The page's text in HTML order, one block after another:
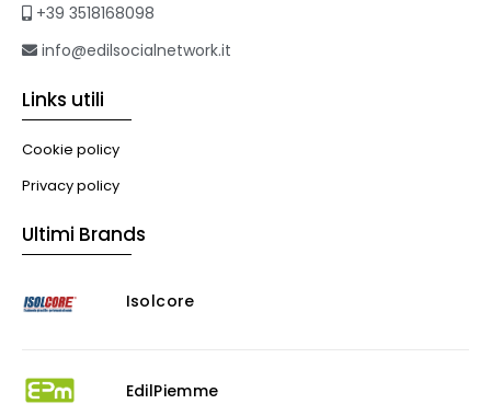
+39 3518168098
info@edilsocialnetwork.it
Links utili
Cookie policy
Privacy policy
Ultimi Brands
Isolcore
EdilPiemme